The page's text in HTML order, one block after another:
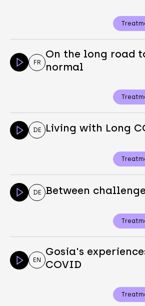
FR
On the long road
normal
DE Living with Long
DE Between
EN
Gosia's
COVID